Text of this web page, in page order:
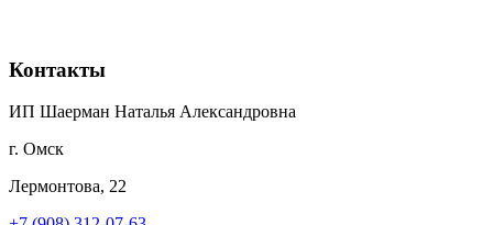
Контакты
ИП Шаерман Наталья Александровна
г. Омск
Лермонтова, 22